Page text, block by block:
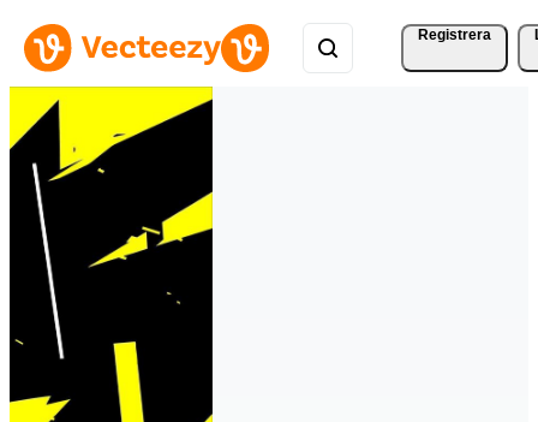
Registrera